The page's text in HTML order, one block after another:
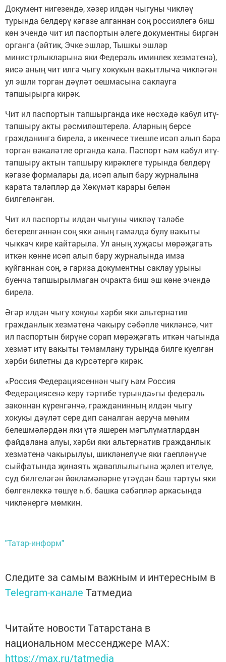
Документ нигезендә, хәзер илдән чыгуны чикләү
турында белдерү кәгазе алганнан соң россиялегә биш
көн эчендә чит ил паспортын әлеге документны биргән
органга (әйтик, Эчке эшләр, Тышкы эшләр
министрлыкларына яки Федераль иминлек хезмәтенә),
яисә аның чит илгә чыгу хокукын вакытлыча чикләгән
ул эшли торган дәүләт оешмасына саклауга
тапшырырга кирәк.
Чит ил паспортын тапшырганда ике нөсхәдә кабул итү-
тапшыру акты рәсмиләштерелә. Аларның берсе
гражданинга бирелә, ә икенчесе тиешле исәп алып бара
торган вәкаләтле органда кала. Паспорт һәм кабул итү-
тапшыру актын тапшыру кирәклеге турында белдерү
кәгазе формалары да, исәп алып бару журналына
карата таләпләр дә Хөкүмәт карары белән
билгеләнгән.
Чит ил паспорты илдән чыгуны чикләү таләбе
бетерелгәннән соң яки аның гамәлдә булу вакыты
чыккач кире кайтарыла. Ул аның хуҗасы мөрәҗәгать
иткән көнне исәп алып бару журналында имза
куйганнан соң, ә гариза документны саклау урыны
буенча тапшырылмаган очракта биш эш көне эчендә
бирелә.
Әгәр илдән чыгу хокукы хәрби яки альтернатив
гражданлык хезмәтенә чакыру сәбәпле чикләнсә, чит
ил паспортын бирүне сорап мөрәҗәгать иткән чагында
хезмәт итү вакыты тәмамлану турында билге куелган
хәрби билетны да күрсәтергә кирәк.
«Россия Федерациясеннән чыгу һәм Россия
Федерациясенә керү тәртибе турында»гы федераль
законнан күренгәнчә, гражданинның илдән чыгу
хокукы дәүләт сере дип саналган аеруча мөһим
белешмәләрдән яки үтә яшерен мәгълүматлардан
файдалана алуы, хәрби яки альтернатив гражданлык
хезмәтенә чакырылуы, шикләнелүче яки гаепләнүче
сыйфатында җинаять җаваплылыгына җәлеп ителүе,
суд билгеләгән йөкләмәләрне үтәүдән баш тартуы яки
бөлгенлеккә төшүе һ.б. башка сәбәпләр аркасында
чикләнергә мөмкин.
"Татар-информ"
Следите за самым важным и интересным в
Telegram-канале Татмедиа
Читайте новости Татарстана в
национальном мессенджере MАХ:
https://max.ru/tatmedia